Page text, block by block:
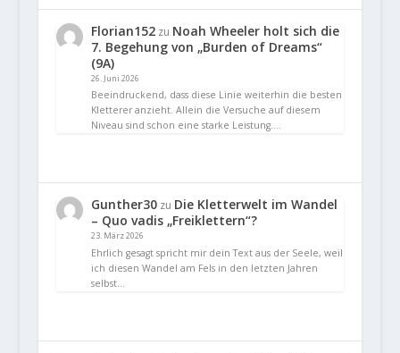
Florian152zu Noah Wheeler holt sich die
7. Begehung von „Burden of Dreams“
(9A)
26. Juni 2026
Beeindruckend, dass diese Linie weiterhin die besten
Kletterer anzieht. Allein die Versuche auf diesem
Niveau sind schon eine starke Leistung.…
Gunther30zu Die Kletterwelt im Wandel
– Quo vadis „Freiklettern“?
23. März 2026
Ehrlich gesagt spricht mir dein Text aus der Seele, weil
ich diesen Wandel am Fels in den letzten Jahren
selbst…